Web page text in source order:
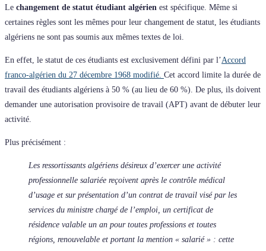
Le changement de statut étudiant algérien est spécifique. Même si
certaines règles sont les mêmes pour leur changement de statut, les étudiants
algériens ne sont pas soumis aux mêmes textes de loi.
En effet, le statut de ces étudiants est exclusivement défini par l’Accord
franco-algérien du 27 décembre 1968 modifié. Cet accord limite la durée de
travail des étudiants algériens à 50 % (au lieu de 60 %). De plus, ils doivent
demander une autorisation provisoire de travail (APT) avant de débuter leur
activité.
Plus précisément :
Les ressortissants algériens désireux d’exercer une activité
professionnelle salariée reçoivent après le contrôle médical
d’usage et sur présentation d’un contrat de travail visé par les
services du ministre chargé de l’emploi, un certificat de
résidence valable un an pour toutes professions et toutes
régions, renouvelable et portant la mention « salarié » : cette